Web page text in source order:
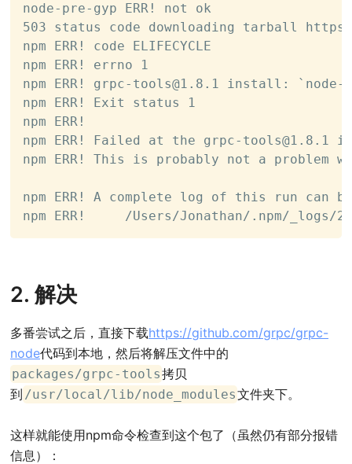
node-pre-gyp ERR! not ok
503 status code downloading tarball
npm ERR! code ELIFECYCLE
npm ERR! errno 1
npm ERR! grpc-tools@1.8.1 install: `node-
npm ERR! Exit status 1
npm ERR!
npm ERR! Failed at the grpc-tools@1.8.1
npm ERR! This is probably not a
npm ERR! A complete log of this run can
npm ERR!     /Users/Jonathan/.npm/_logs/
2. 解决
多番尝试之后，直接下载https://github.com/grpc/grpc-
node代码到本地，然后将解压文件中的
packages/grpc-tools拷贝
到 /usr/local/lib/node_modules文件夹下。
这样就能使用npm命令检查到这个包了（虽然仍有部分报错
信息）：